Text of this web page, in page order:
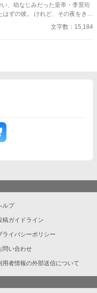
、幼なじみだった皇帝・李景珩
皇帝が、
。
文字数：15,184
ルプ
稿ガイドライン
ライバシーポリシー
問い合わせ
用者情報の外部送信について